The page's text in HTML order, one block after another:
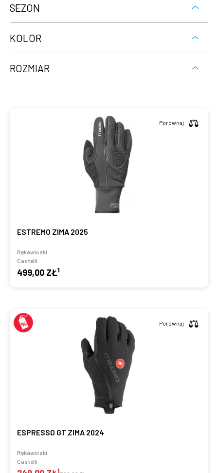
SEZON
KOLOR
ROZMIAR
ESTREMO ZIMA 2025
Rękawiczki
Castelli
499,00 ZŁ1
Porównaj
ESPRESSO GT ZIMA 2024
Rękawiczki
Castelli
1
Porównaj